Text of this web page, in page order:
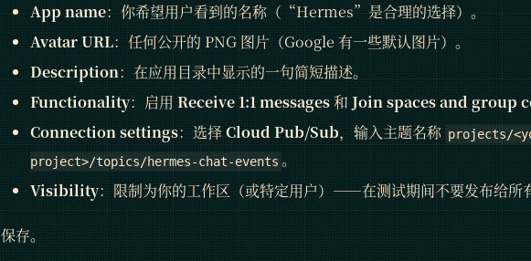
App name：你希望用户看到的名称（“Hermes”是合理的选择）。
Avatar URL：任何公开的 PNG 图片（Google 有一些默认图片）。
Description：在应用目录中显示的一句简短描述。
Functionality：启用 Receive 1:1 messages和 Join spaces and group
Connection settings：选择Cloud Pub/Sub，输入主题名称 projects/
project>/topics/hermes-chat-events 。
Visibility：限制为你的工作区（或特定用户）——在测试期间不要发布给所
保存。